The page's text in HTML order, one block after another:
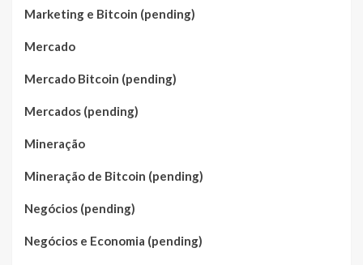
Marketing e Bitcoin (pending)
Mercado
Mercado Bitcoin (pending)
Mercados (pending)
Mineração
Mineração de Bitcoin (pending)
Negócios (pending)
Negócios e Economia (pending)